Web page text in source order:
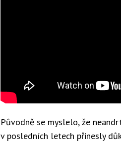
Původně se myslelo, že
v posledních letech přinesly